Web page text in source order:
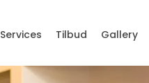
Services Tilbud Gallery